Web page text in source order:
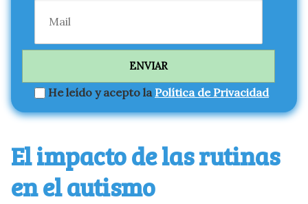
He leído y acepto la Política de Privacidad
El impacto de las rutinas
en el autismo